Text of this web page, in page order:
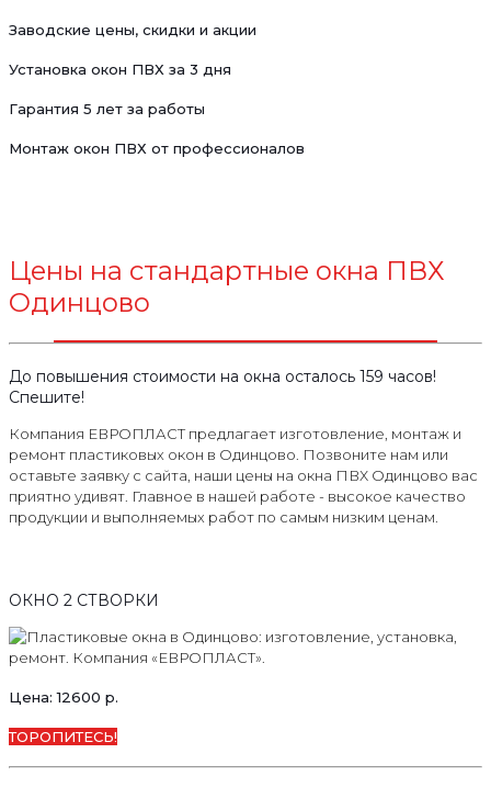
Заводские цены, скидки и акции
Установка окон ПВХ за 3 дня
Гарантия 5 лет за работы
Монтаж окон ПВХ от профессионалов
Цены на стандартные окна ПВХ
Одинцово
До повышения стоимости на окна осталось 159 часов!
Спешите!
Компания ЕВРОПЛАСТ предлагает изготовление, монтаж и
ремонт пластиковых окон в Одинцово. Позвоните нам или
оставьте заявку с сайта, наши цены на окна ПВХ Одинцово вас
приятно удивят. Главное в нашей работе - высокое качество
продукции и выполняемых работ по самым низким ценам.
ОКНО 2 СТВОРКИ
Цена: 12600 р.
ТОРОПИТЕСЬ!